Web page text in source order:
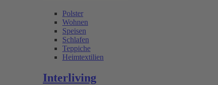
Polster
Wohnen
Speisen
Schlafen
Teppiche
Heimtextilien
Interliving